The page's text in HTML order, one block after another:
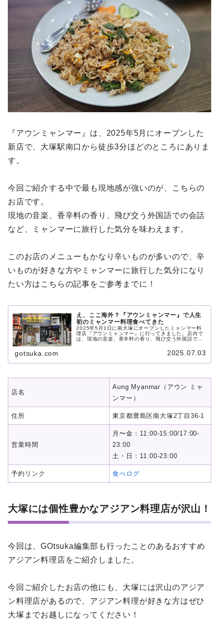
『アウンミャンマー』は、2025年5月にオープンした
新店で、大塚駅南口から徒歩3分ほどのところにありま
す。
今回ご紹介する中で最も現地感が強いのが、こちらの
お店です。
現地の音楽、香辛料の香り、飛び交う外国語での会話
など、ミャンマーに旅行した気分を味わえます。
このお店のメニューもかなり辛いものが多いので、辛
いものが好きな方やミャンマーに旅行した気分になり
たい方はこちらの記事をご参考までに！
え、ここ海外？『アウンミャンマー』で人生
初のミャンマー料理食べてきた
2025年5月1日に南大塚にオープンしたミャンマー料
理店『アウンミャンマー』に行ってきました。店内で
は、現地の音楽、香辛料の香り、飛び交う外国語での
はガパオチャーハンと串焼きを注文しました。中には
唐辛子がたっぷり入っていて辛いもの好きな方には特
gotsuka.com 2025.07.03
店名
Aung Myanmar（アウン ミャ
ンマー）
住所 東京都豊島区南大塚2丁目36-1
営業時間
月〜金：11:00-15:00/17:00-
23:00
土・日：11:00-23:00
予約リンク 食べログ
大塚には個性豊かなアジアン料理店が沢山！
今回は、GOtsuka編集部も行ったことのあるおすすめ
アジアン料理店をご紹介しました。
今回ご紹介したお店の他にも、大塚には沢山のアジア
ン料理店があるので、アジアン料理が好きな方はぜひ
大塚までお越しになってください！